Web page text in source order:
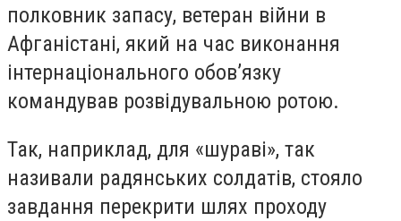
полковник запасу, ветеран війни в
Афганістані, який на час виконання
інтернаціонального обов’язку
командував розвідувальною ротою.
Так, наприклад, для «шураві», так
називали радянських солдатів, стояло
завдання перекрити шлях проходу